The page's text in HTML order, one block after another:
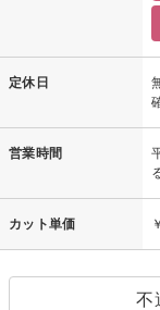
定休日
営業時間
カット単価
不